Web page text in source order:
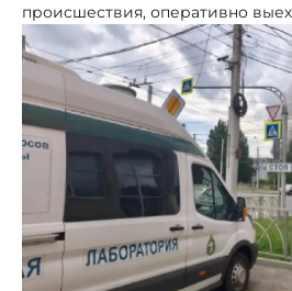
происшествия, оперативно